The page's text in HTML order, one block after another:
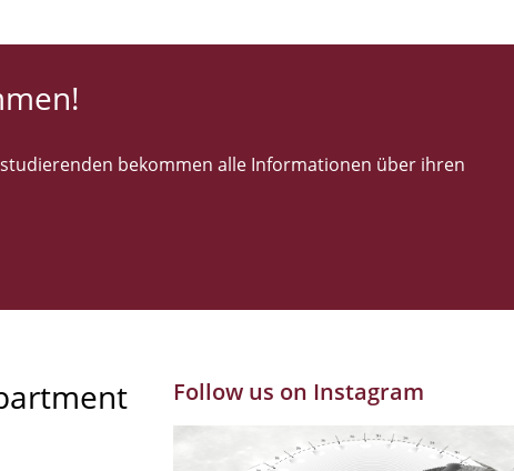
bekommen alle Informationen über ihren
Follow us on Instagram